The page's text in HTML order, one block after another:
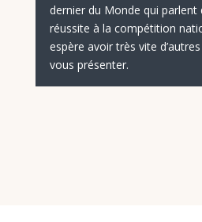
dernier du Monde qui parlent
réussite à la compétition
espère avoir très vite
vous présenter.